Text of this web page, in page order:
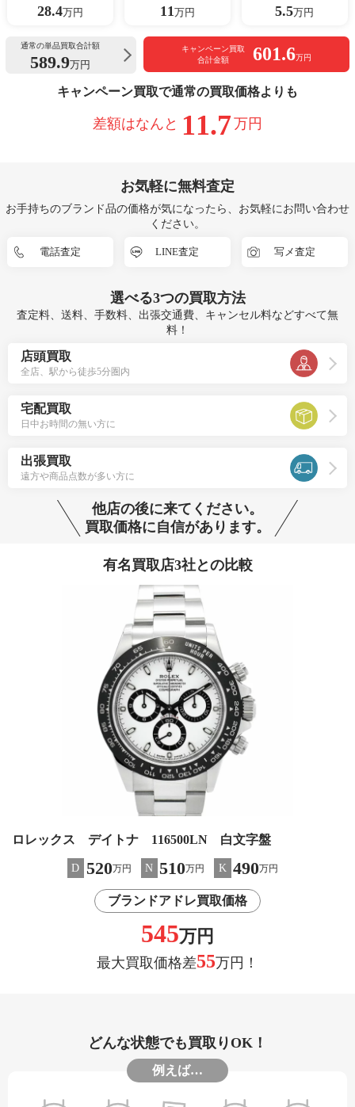
28.4万円 11 万円 5.5万円
通常の単品買取合計額
589.9万円
キャンペーン買取
合計金額
601.6万円
キャンペーン買取で通常の買取価格よりも
差額はなんと 11.7万円
お気軽に無料査定
お手持ちのブランド品の価格が気になったら、お気軽にお問い合わせ
ください。
電話査定 LINE査定 写メ査定
選べる3つの買取方法
査定料、送料、手数料、出張交通費、キャンセル料などすべて無
料！
店頭買取
全店、駅から徒歩5分圏内
宅配買取
日中お時間の無い方に
出張買取
遠方や商品点数が多い方に
他店の後に来てください。
買取価格に自信があります。
有名買取店3社との比較
ロレックス デイトナ 116500LN 白文字盤
D 520万円 N 510万円 K 490万円
ブランドアドレ買取価格
545万円
最大買取価格差55万円！
どんな状態でも買取りOK！
例えば…